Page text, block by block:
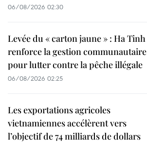
06/08/2026 02:30
Levée du « carton jaune » : Ha Tinh
renforce la gestion communautaire
pour lutter contre la pêche illégale
06/08/2026 02:25
Les exportations agricoles
vietnamiennes accélèrent vers
l’objectif de 74 milliards de dollars